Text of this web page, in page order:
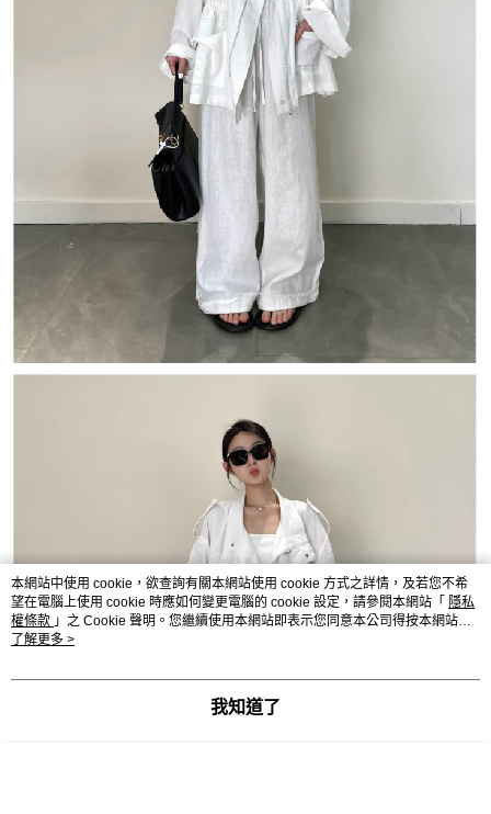
本網站中使用 cookie，欲查詢有關本網站使用 cookie 方式之詳情，及若您不希
望在電腦上使用 cookie 時應如何變更電腦的 cookie 設定，請參閱本網站「 隱私
權條款 」之 Cookie 聲明。您繼續使用本網站即表示您同意本公司得按本網站使
用條款之 Cookie 聲明使用 cookie。
了解更多 >
我知道了